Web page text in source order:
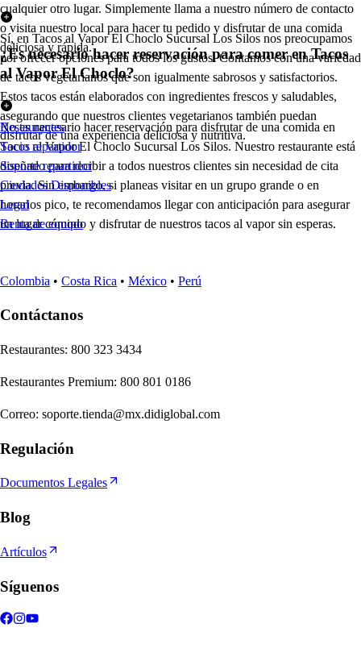
cualquier otro lugar. Simplemente llama a nuestro número de contacto
o visita nuestro local para hacer tu pedido y disfrutar de una comida
deliciosa y rápida.
Sí, en Tacos al Vapor El Choclo Sucursal Los Silos nos preocupamos
por ofrecer opciones para todos los gustos. Contamos con una variedad
de tacos vegetarianos que son igualmente sabrosos y satisfactorios.
Estos tacos están elaborados con ingredientes frescos y saludables,
asegurando que nuestros clientes vegetarianos también puedan
disfrutar de una experiencia deliciosa y nutritiva.
¿Es necesario hacer reservación para comer en Tacos
al Vapor El Choclo?
No es necesario hacer reservación para disfrutar de una comida en
Tacos al Vapor El Choclo Sucursal Los Silos. Nuestro restaurante está
diseñado para recibir a todos nuestros clientes sin necesidad de cita
previa. Sin embargo, si planeas visitar en un grupo grande o en
horarios pico, te recomendamos llegar con anticipación para asegurar
un lugar cómodo y disfrutar de nuestros tacos al vapor sin esperas.
Restaurantes
Socio repartidor
Soporte repartidor
Ciudades Disponibles
Legal
Renta de equipo
Colombia • Costa Rica • México • Perú
Contáctanos
Restaurantes: 800 323 3434
Restaurantes Premium: 800 801 0186
Correo: soporte.tienda@mx.didiglobal.com
Regulación
Documentos Legales
Blog
Artículos
Síguenos